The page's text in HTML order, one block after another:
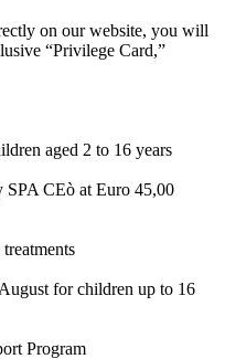
on our website, you will
“Privilege Card,”
aged 2 to 16 years
SPA CEò at Euro 45,00
for children up to 16
Program